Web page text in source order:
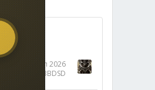
12 Июл 2026
BBDSD